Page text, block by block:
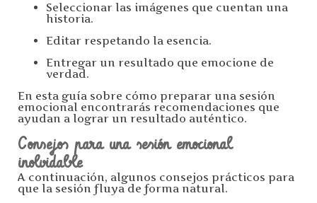
Seleccionar las imágenes que cuentan una
historia.
Editar respetando la esencia.
Entregar un resultado que emocione de
verdad.
En esta guía sobre cómo preparar una sesión
emocional encontrarás recomendaciones que
ayudan a lograr un resultado auténtico.
Consejos para una sesión emocional
inolvidable
A continuación, algunos consejos prácticos para
que la sesión fluya de forma natural.